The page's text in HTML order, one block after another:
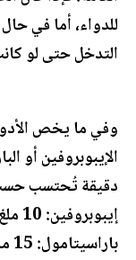
للدواء، أما في
التدخل حتى لو
وفي ما يخص
الإيبوبروفين أو
دقيقة تُحتسب
إيبوبروفين: 10 ملغ لكل كيلوغرام
باراسيتامول: 15 ملغ لكل كيلوغرام